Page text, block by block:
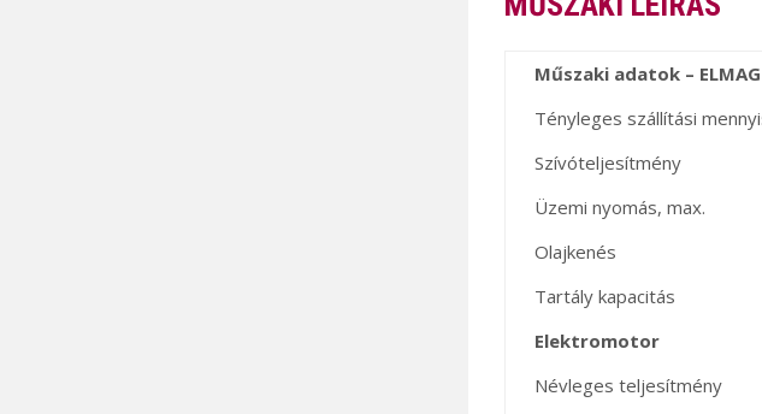
Műszaki adatok –
Tényleges szállítási
Szívóteljesítmény
Üzemi nyomás, max.
Olajkenés
Tartály kapacitás
Elektromotor
Névleges teljesítmény